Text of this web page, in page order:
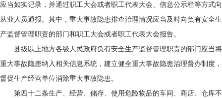
应当如实记录，并通过职工大会或者职工代表大会、信息公示栏等方式向
从业人员通报。其中，重大事故隐患排查治理情况应当及时向负有安全生
产监督管理职责的部门和职工大会或者职工代表大会报告。
县级以上地方各级人民政府负有安全生产监督管理职责的部门应当将
重大事故隐患纳入相关信息系统，建立健全重大事故隐患治理督办制度，
督促生产经营单位消除重大事故隐患。
第四十二条生产、经营、储存、使用危险物品的车间、商店、仓库不